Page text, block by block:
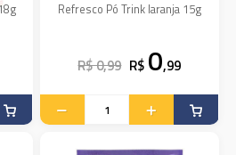
Refresco Pó Trink laranja 15g
R$ 0,99 R$ 0,99